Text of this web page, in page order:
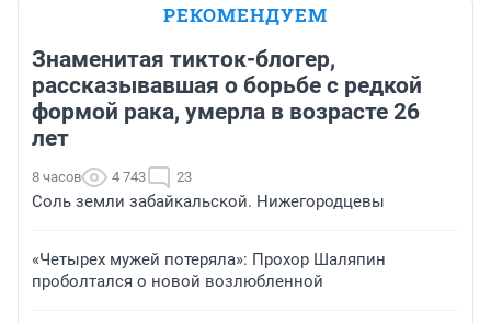
РЕКОМЕНДУЕМ
Знаменитая тикток-блогер,
рассказывавшая о борьбе с редкой
формой рака, умерла в возрасте 26
лет
8 часов 4 743 23
Соль земли забайкальской. Нижегородцевы
«Четырех мужей потеряла»: Прохор Шаляпин
проболтался о новой возлюбленной